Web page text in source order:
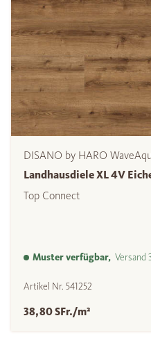
DISANO by HARO
Landhausdiele XL 4V
Top Connect
Muster verfügbar, Versand
Artikel Nr. 541252
38,80 SFr./m²